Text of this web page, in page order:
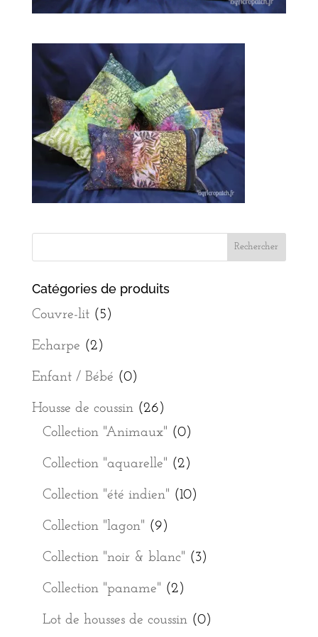
Catégories de produits
Couvre-lit (5)
Echarpe (2)
Enfant / Bébé (0)
Housse de coussin (26)
Collection "Animaux" (0)
Collection "aquarelle" (2)
Collection "été indien" (10)
Collection "lagon" (9)
Collection "noir & blanc" (3)
Collection "paname" (2)
Lot de housses de coussin (0)